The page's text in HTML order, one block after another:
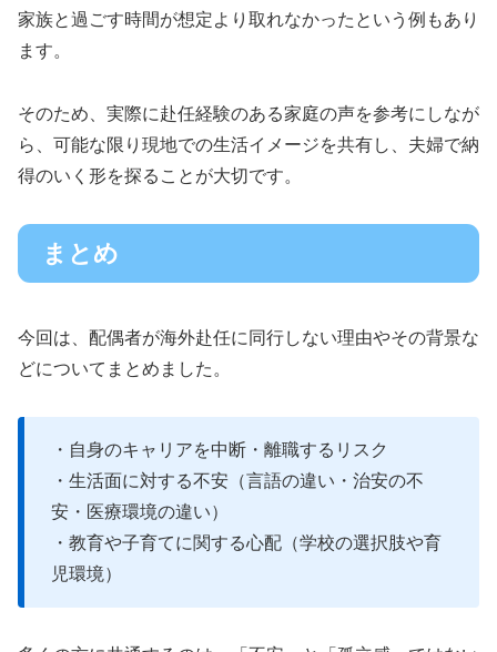
家族と過ごす時間が想定より取れなかったという例もあり
ます。
そのため、実際に赴任経験のある家庭の声を参考にしなが
ら、可能な限り現地での生活イメージを共有し、夫婦で納
得のいく形を探ることが大切です。
まとめ
今回は、配偶者が海外赴任に同行しない理由やその背景な
どについてまとめました。
・自身のキャリアを中断・離職するリスク
・生活面に対する不安（言語の違い・治安の不
安・医療環境の違い）
・教育や子育てに関する心配（学校の選択肢や育
児環境）